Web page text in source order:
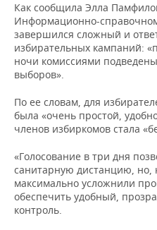
Как сообщила Элла
Информационно-
завершился сложный и
избирательных кампаний:
ночи комиссиями
выборов».
По ее словам, для
была «очень простой,
членов избиркомов стала
«Голосование в три дня
санитарную дистанцию, но,
максимально усложнили
обеспечить удобный,
контроль.